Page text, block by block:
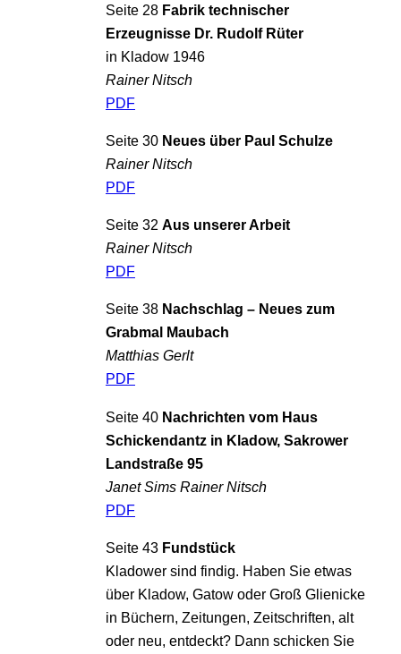
Seite 28 Fabrik technischer
Erzeugnisse Dr. Rudolf Rüter
in Kladow 1946
Rainer Nitsch
PDF
Seite 30 Neues über Paul Schulze
Rainer Nitsch
PDF
Seite 32 Aus unserer Arbeit
Rainer Nitsch
PDF
Seite 38 Nachschlag – Neues zum
Grabmal Maubach
Matthias Gerlt
PDF
Seite 40 Nachrichten vom Haus
Schickendantz in Kladow, Sakrower
Landstraße 95
Janet Sims Rainer Nitsch
PDF
Seite 43 Fundstück
Kladower sind findig. Haben Sie etwas
über Kladow, Gatow oder Groß Glienicke
in Büchern, Zeitungen, Zeitschriften, alt
oder neu, entdeckt? Dann schicken Sie